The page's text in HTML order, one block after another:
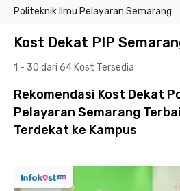
Politeknik Ilmu Pelayaran Semarang
Kost Dekat PIP
1 - 30 dari 64 Kost Tersedia
Rekomendasi Kost Dekat
Pelayaran Semarang
Terdekat ke Kampus